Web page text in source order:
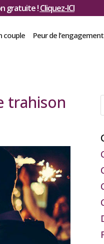
gratuite !Cliquez-ICI
couple Peur de l’engagement
trahison